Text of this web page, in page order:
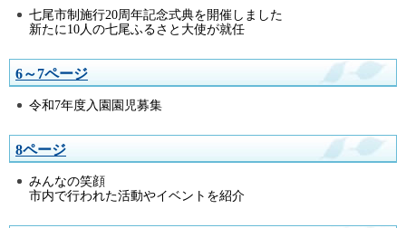
七尾市制施行20周年記念式典を開催しました
新たに10人の七尾ふるさと大使が就任
6～7ページ
令和7年度入園園児募集
8ページ
みんなの笑顔
市内で行われた活動やイベントを紹介